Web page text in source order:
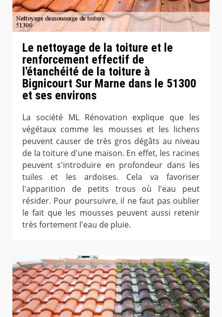
Le nettoyage de la toiture et le
renforcement effectif de
l'étanchéité de la toiture à
Bignicourt Sur Marne dans le 51300
et ses environs
La société ML Rénovation explique que les
végétaux comme les mousses et les lichens
peuvent causer de très gros dégâts au niveau
de la toiture d'une maison. En effet, les racines
peuvent s'introduire en profondeur dans les
tuiles et les ardoises. Cela va favoriser
l'apparition de petits trous où l'eau peut
résider. Pour poursuivre, il ne faut pas oublier
le fait que les mousses peuvent aussi retenir
très fortement l'eau de pluie.